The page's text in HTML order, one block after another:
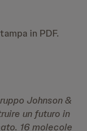
in PDF.
Johnson &
un futuro in
16 molecole